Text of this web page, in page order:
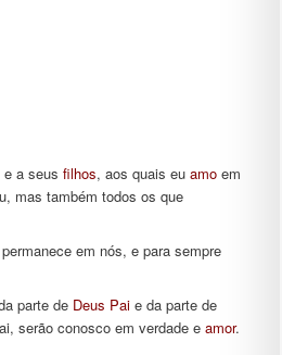
a seus filhos, aos quais eu amoem
mas também todos os que
em nós, e para sempre
parte de Deus Paie da parte de
serão conosco em verdade e amor.